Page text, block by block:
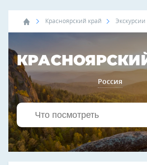
Красноярский край Экскурсии
Россия